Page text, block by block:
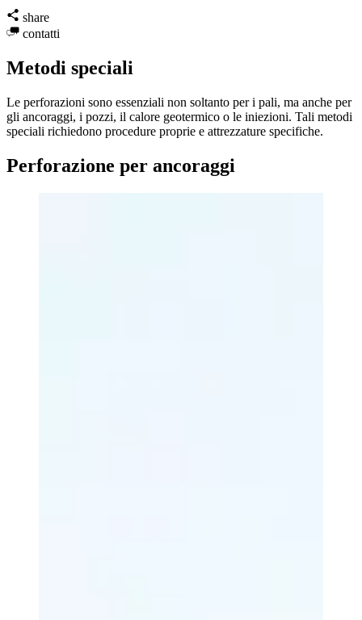
share
contatti
Metodi speciali
Le perforazioni sono essenziali non soltanto per i pali, ma anche per
gli ancoraggi, i pozzi, il calore geotermico o le iniezioni. Tali metodi
speciali richiedono procedure proprie e attrezzature specifiche.
Perforazione per ancoraggi